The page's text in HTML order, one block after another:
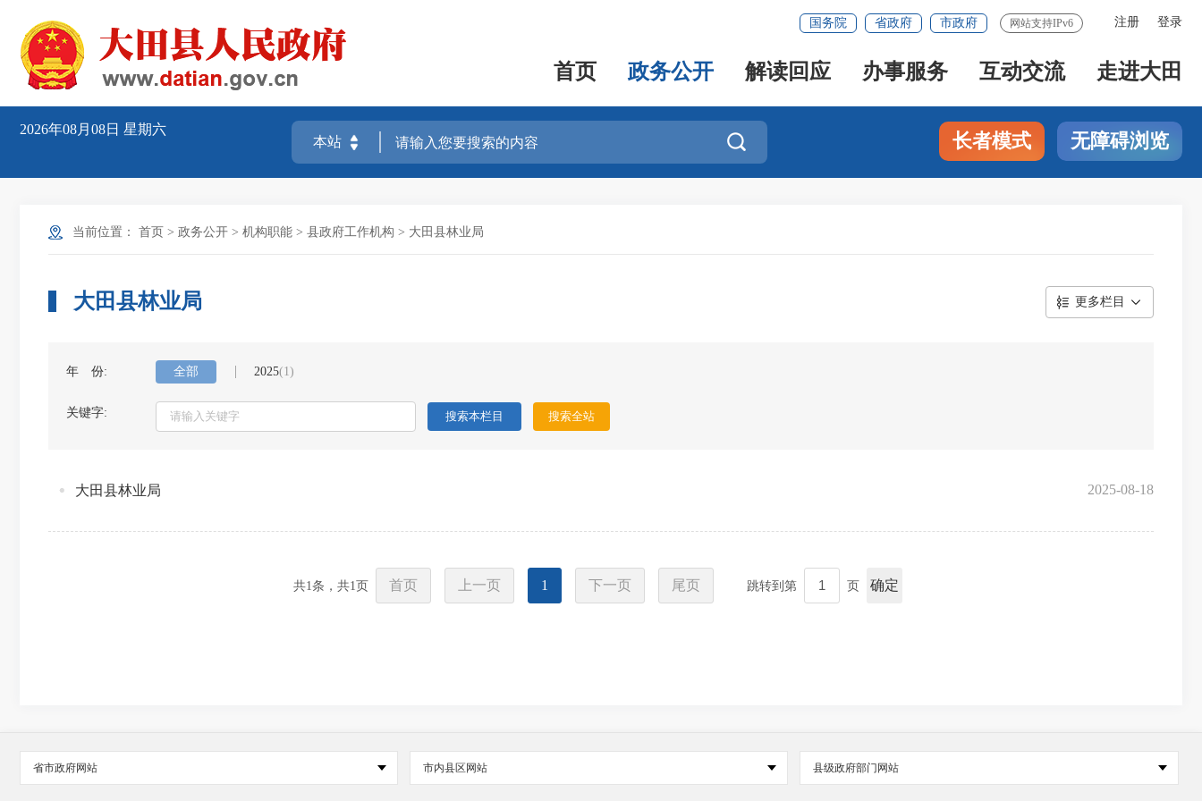
注册 登录
国务院 省政府 市政府 网站支持IPv6
首页 政务公开 解读回应 办事服务 互动交流 走进大田
2026年08月08日 星期六
 长者模式 无障碍浏览
当前位置： 首页 > 政务公开 > 机构职能 > 县政府工作机构 > 大田县林业局
大田县林业局 更多栏目
年 份: 全部 2025(1)
关键字:
2025-08-18
大田县林业局
共1条，共1页 首页 上一页 1 下一页 尾页 跳转到第 页 确定
省市政府网站 市内县区网站 县级政府部门网站